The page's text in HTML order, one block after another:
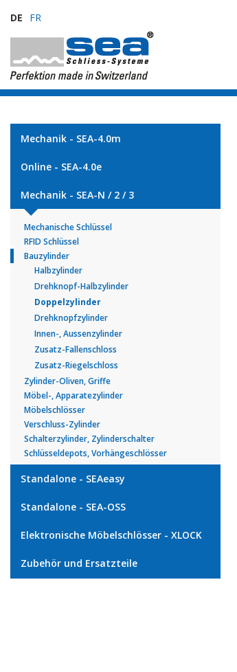
DE FR
Mechanik - SEA-4.0m
Online - SEA-4.0e
Mechanik - SEA-N / 2 / 3
Mechanische Schlüssel
RFID Schlüssel
Bauzylinder
Halbzylinder
Drehknopf-Halbzylinder
Doppelzylinder
Drehknopfzylinder
Innen-, Aussenzylinder
Zusatz-Fallenschloss
Zusatz-Riegelschloss
Zylinder-Oliven, Griffe
Möbel-, Apparatezylinder
Möbelschlösser
Verschluss-Zylinder
Schalterzylinder, Zylinderschalter
Schlüsseldepots, Vorhängeschlösser
Standalone - SEAeasy
Standalone - SEA-OSS
Elektronische Möbelschlösser - XLOCK
Zubehör und Ersatzteile